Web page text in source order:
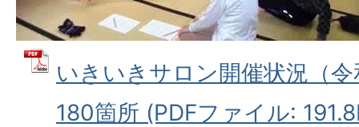
いきいきサロン開催状況（
180箇所 (PDFファイル: